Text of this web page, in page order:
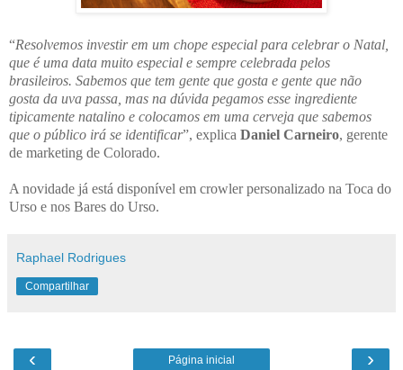
“Resolvemos investir em um chope especial para celebrar o Natal,
que é uma data muito especial e sempre celebrada pelos
brasileiros. Sabemos que tem gente que gosta e gente que não
gosta da uva passa, mas na dúvida pegamos esse ingrediente
tipicamente natalino e colocamos em uma cerveja que sabemos
que o público irá se identificar”, explica Daniel Carneiro, gerente
de marketing de Colorado.
A novidade já está disponível em crowler personalizado na Toca do
Urso e nos Bares do Urso.
Raphael Rodrigues
Compartilhar
‹ ›
Página inicial